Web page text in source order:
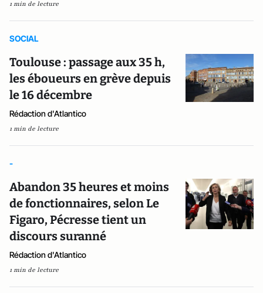
1 min de lecture
SOCIAL
Toulouse : passage aux 35 h,
les éboueurs en grève depuis
le 16 décembre
Rédaction d'Atlantico
1 min de lecture
-
Abandon 35 heures et moins
de fonctionnaires, selon Le
Figaro, Pécresse tient un
discours suranné
Rédaction d'Atlantico
1 min de lecture